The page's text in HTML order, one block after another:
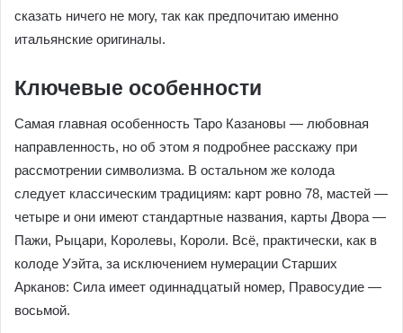
сказать ничего не могу, так как предпочитаю именно
итальянские оригиналы.
Ключевые особенности
Самая главная особенность Таро Казановы — любовная
направленность, но об этом я подробнее расскажу при
рассмотрении символизма. В остальном же колода
следует классическим традициям: карт ровно 78, мастей —
четыре и они имеют стандартные названия, карты Двора —
Пажи, Рыцари, Королевы, Короли. Всё, практически, как в
колоде Уэйта, за исключением нумерации Старших
Арканов: Сила имеет одиннадцатый номер, Правосудие —
восьмой.